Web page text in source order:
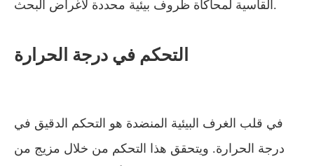
القاسية لمحاكاة ظروف بيئية محددة لأغراض البحث.
التحكم في درجة الحرارة
في قلب الغرف البيئية المنضدة هو التحكم الدقيق في
درجة الحرارة. ويتحقق هذا التحكم من خلال مزيج من